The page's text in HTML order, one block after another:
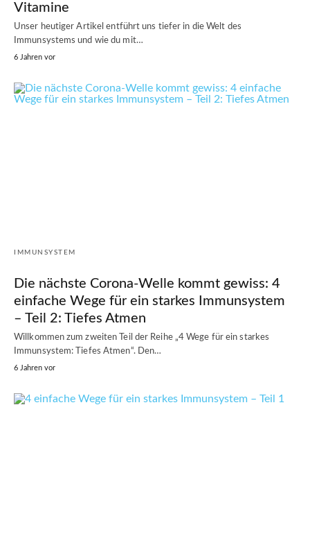
Vitamine
Unser heutiger Artikel entführt uns tiefer in die Welt des
Immunsystems und wie du mit…
6 Jahren vor
IMMUNSYSTEM
Die nächste Corona-Welle kommt gewiss: 4
einfache Wege für ein starkes Immunsystem
– Teil 2: Tiefes Atmen
Willkommen zum zweiten Teil der Reihe „4 Wege für ein starkes
Immunsystem: Tiefes Atmen“. Den…
6 Jahren vor